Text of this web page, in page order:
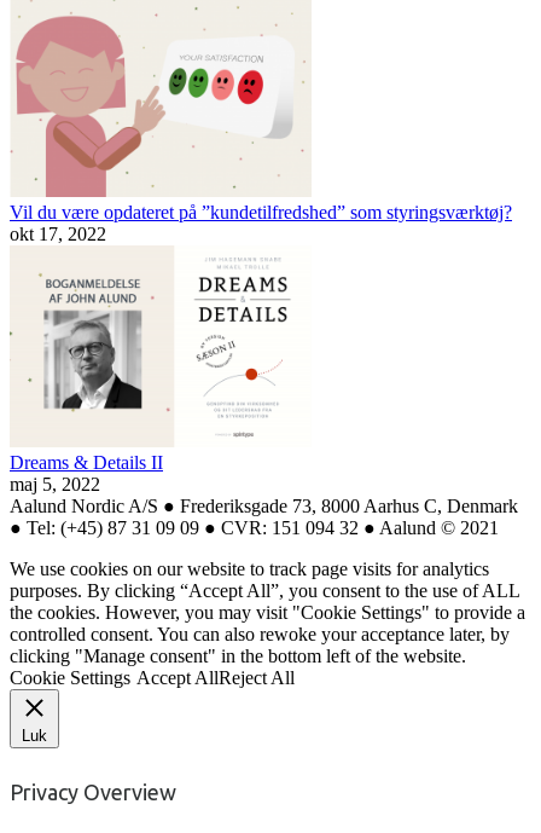
Vil du være opdateret på ”kundetilfredshed” som styringsværktøj?
okt 17, 2022
Dreams & Details II
maj 5, 2022
Aalund Nordic A/S ● Frederiksgade 73, 8000 Aarhus C, Denmark
● Tel: (+45) 87 31 09 09 ● CVR: 151 094 32 ● Aalund © 2021
We use cookies on our website to track page visits for analytics
purposes. By clicking “Accept All”, you consent to the use of ALL
the cookies. However, you may visit "Cookie Settings" to provide a
controlled consent. You can also rewoke your acceptance later, by
clicking "Manage consent" in the bottom left of the website.
Cookie Settings Accept AllReject All
Luk
Privacy Overview